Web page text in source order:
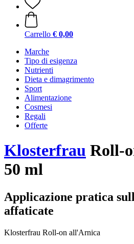
Carrello € 0,00
Marche
Tipo di esigenza
Nutrienti
Dieta e dimagrimento
Sport
Alimentazione
Cosmesi
Regali
Offerte
Klosterfrau Roll-
50 ml
Applicazione pratica
affaticate
Klosterfrau Roll-on all'Arnica